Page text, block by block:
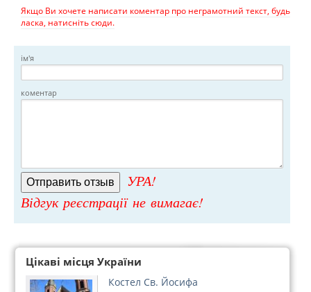
Якщо Ви хочете написати коментар про неграмотний текст, будь
ласка, натисніть сюди.
ім'я
коментар
УРА!
Відгук реєстрації не вимагає!
Цікаві місця України
Костел Св. Йосифа